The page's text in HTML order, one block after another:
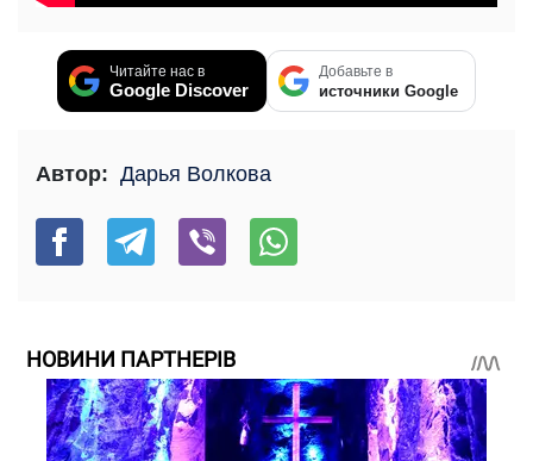
Читайте нас в
Google Discover
Добавьте в
источники Google
Автор: Дарья Волкова
НОВИНИ ПАРТНЕРІВ